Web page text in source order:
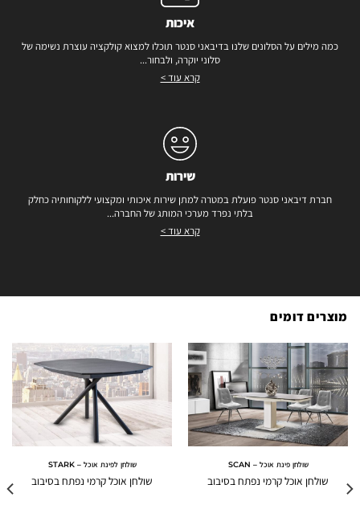
איכות
כמה מילים על הסלונים שלנו בדיבאני סנטר תוכלו למצוא קולקציה עוצרת נשימה של
סלוני יוקרה, ולבחור...
קרא עוד >
שירות
חברת דיבאני סנטר פועלת במטרה למתן שירות איכותי ומקצועי ללקוחותיה כחלק
בלתי נפרד מערכי המותג של החברה...
קרא עוד >
מוצרים דומים
שולחן פינת אוכל – SCAN
שולחן אוכל קרמי נפתח בסיבוב
שולחן לפינת אוכל – STARK
שולחן אוכל קרמי נפתח בסיבוב